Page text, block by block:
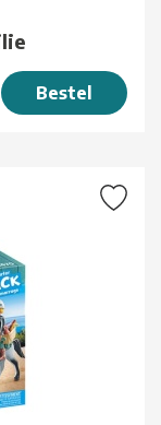
Bestel